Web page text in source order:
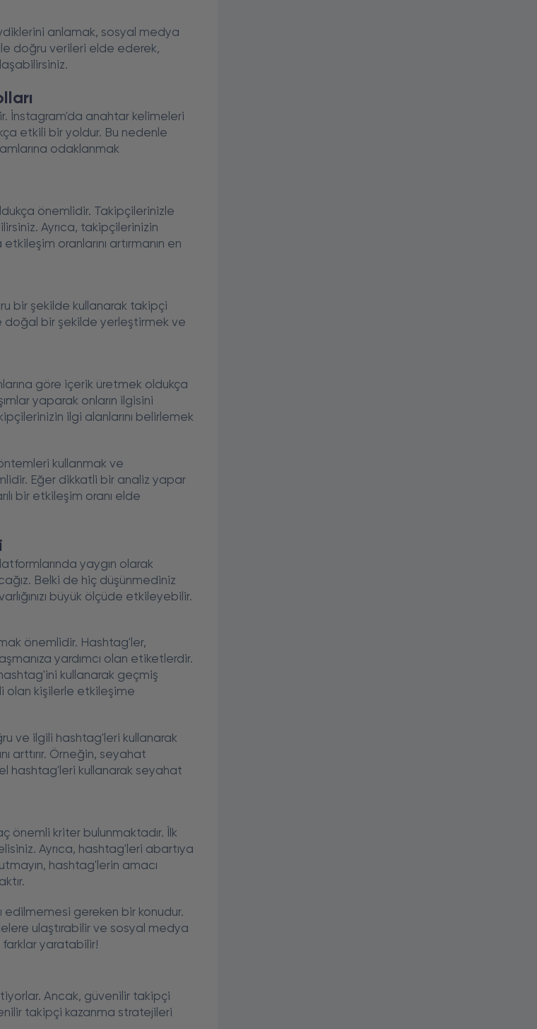
anlamak, sosyal medya
doğru verileri elde ederek,
İnstagram'da anahtar kelimeleri
etkili bir yoldur. Bu nedenle
odaklanmak
önemlidir. Takipçilerinizle
Ayrıca, takipçilerinizin
oranlarını artırmanın en
bir şekilde kullanarak takipçi
doğal bir şekilde yerleştirmek ve
göre içerik üretmek oldukça
yaparak onların ilgisini
ilgi alanlarını belirlemek
kullanmak ve
Eğer dikkatli bir analiz yapar
bir etkileşim oranı elde
yaygın olarak
Belki de hiç düşünmediniz
büyük ölçüde etkileyebilir.
önemlidir. Hashtag'ler,
yardımcı olan etiketlerdir.
kullanarak geçmiş
olan kişilerle etkileşime
ve ilgili hashtag'leri kullanarak
arttırır. Örneğin, seyahat
hashtag'leri kullanarak seyahat
önemli kriter bulunmaktadır. İlk
Ayrıca, hashtag'leri abartıya
hashtag'lerin amacı
edilmemesi gereken bir konudur.
ulaştırabilir ve sosyal medya
farklar yaratabilir!
Ancak, güvenilir takipçi
takipçi kazanma stratejileri